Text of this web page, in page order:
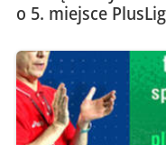
o 5. miejsce